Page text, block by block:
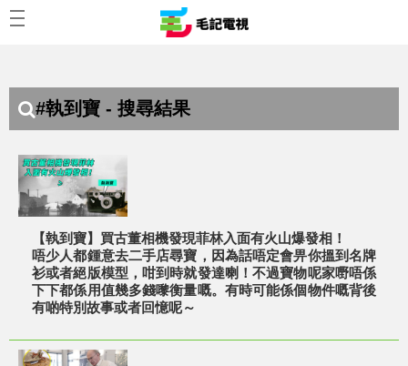
#執到寶 - 搜尋結果
【執到寶】買古董相機發現菲林入面有火山爆發相！
唔少人都鍾意去二手店尋寶，因為話唔定會畀你搵到名牌
衫或者絕版模型，咁到時就發達喇！不過寶物呢家嘢唔係
下下都係用值幾多錢嚟衡量嘅。有時可能係個物件嘅背後
有啲特別故事或者回憶呢～